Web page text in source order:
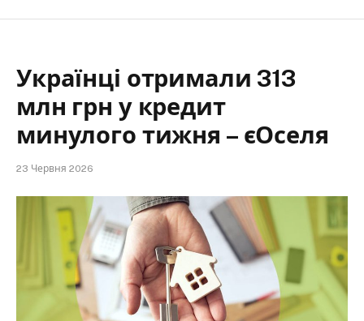
Українці отримали 313
млн грн у кредит
минулого тижня – єОселя
23 Червня 2026